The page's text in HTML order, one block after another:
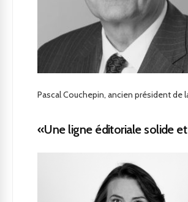
Pascal Couchepin, ancien président de
«Une ligne éditoriale solide